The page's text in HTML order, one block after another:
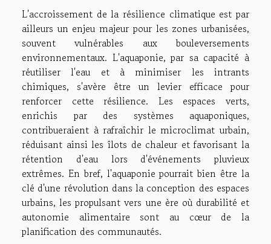
L'accroissement de la résilience climatique est par
ailleurs un enjeu majeur pour les zones urbanisées,
souvent vulnérables aux bouleversements
environnementaux. L'aquaponie, par sa capacité à
réutiliser l'eau et à minimiser les intrants
chimiques, s'avère être un levier efficace pour
renforcer cette résilience. Les espaces verts,
enrichis par des systèmes aquaponiques,
contribueraient à rafraîchir le microclimat urbain,
réduisant ainsi les îlots de chaleur et favorisant la
rétention d'eau lors d'événements pluvieux
extrêmes. En bref, l'aquaponie pourrait bien être la
clé d'une révolution dans la conception des espaces
urbains, les propulsant vers une ère où durabilité et
autonomie alimentaire sont au cœur de la
planification des communautés.